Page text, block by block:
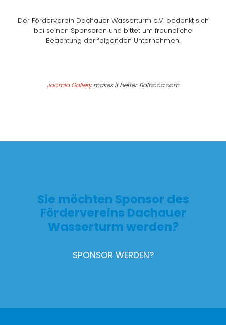
Der Förderverein Dachauer Wasserturm e.V. bedankt sich
bei seinen Sponsoren und bittet um freundliche
Beachtung der folgenden Unternehmen:
Joomla Gallerymakes it better. Balbooa.com
Sie möchten Sponsor des
Fördervereins Dachauer
Wasserturm werden?
SPONSOR WERDEN?